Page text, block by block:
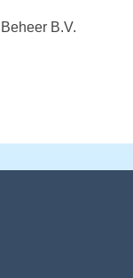
Beheer B.V.